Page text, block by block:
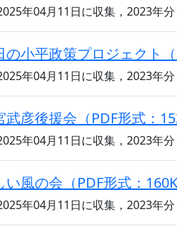
年04月11日に収集，2023年分
の小平政策プロジェクト（
年04月11日に収集，2023年分
武彦後援会（PDF形式：
年04月11日に収集，2023年分
い風の会（PDF形式：
年04月11日に収集，2023年分